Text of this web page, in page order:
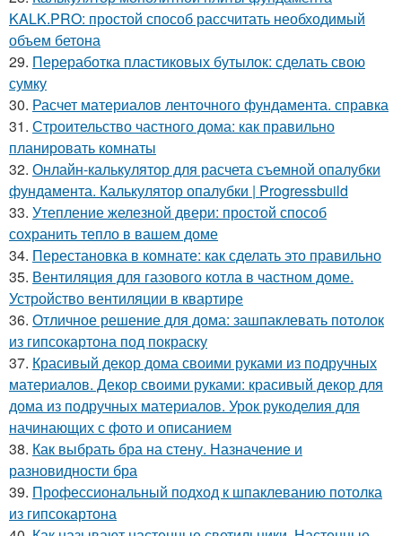
KALK.PRO: простой способ рассчитать необходимый
объем бетона
29. Переработка пластиковых бутылок: сделать свою
сумку
30. Расчет материалов ленточного фундамента. справка
31. Строительство частного дома: как правильно
планировать комнаты
32. Онлайн-калькулятор для расчета съемной опалубки
фундамента. Калькулятор опалубки | Progressbuild
33. Утепление железной двери: простой способ
сохранить тепло в вашем доме
34. Перестановка в комнате: как сделать это правильно
35. Вентиляция для газового котла в частном доме.
Устройство вентиляции в квартире
36. Отличное решение для дома: зашпаклевать потолок
из гипсокартона под покраску
37. Красивый декор дома своими руками из подручных
материалов. Декор своими руками: красивый декор для
дома из подручных материалов. Урок рукоделия для
начинающих с фото и описанием
38. Как выбрать бра на стену. Назначение и
разновидности бра
39. Профессиональный подход к шпаклеванию потолка
из гипсокартона